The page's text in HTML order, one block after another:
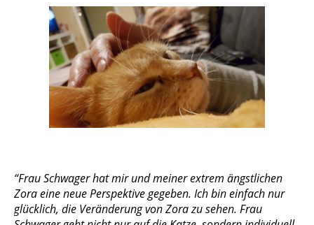
“Frau Schwager hat mir und meiner extrem ängstlichen
Zora eine neue Perspektive gegeben. Ich bin einfach nur
glücklich, die Veränderung von Zora zu sehen. Frau